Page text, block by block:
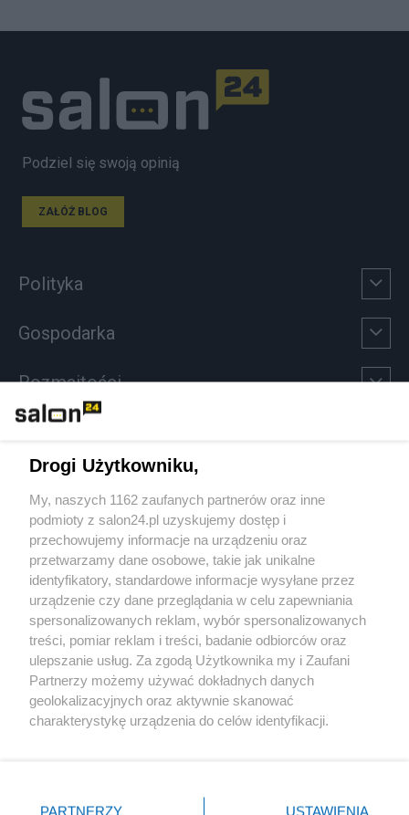
Podziel się swoją opinią
ZAŁÓŻ BLOG
Polityka
Gospodarka
Rozmaitości
Sport
Społeczeństwo
Kultura
X Facebook Instagram Youtube
Drogi Użytkowniku,
My, naszych 1162 zaufanych partnerów oraz inne
podmioty z salon24.pl uzyskujemy dostęp i
przechowujemy informacje na urządzeniu oraz
przetwarzamy dane osobowe, takie jak unikalne
identyfikatory, standardowe informacje wysyłane przez
urządzenie czy dane przeglądania w celu zapewniania
spersonalizowanych reklam, wybór spersonalizowanych
treści, pomiar reklam i treści, badanie odbiorców oraz
ulepszanie usług. Za zgodą Użytkownika my i Zaufani
Partnerzy możemy używać dokładnych danych
geolokalizacyjnych oraz aktywnie skanować
charakterystykę urządzenia do celów identyfikacji.
zmienić/wycofać klikając przycisk ustawień prywatności
PARTNERZY USTAWIENIA